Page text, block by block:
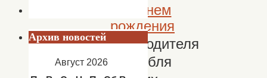
Руководителя
ансамбля
Архив новостей
Август 2026